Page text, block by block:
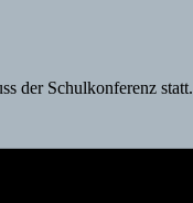
der Schulkonferenz statt.